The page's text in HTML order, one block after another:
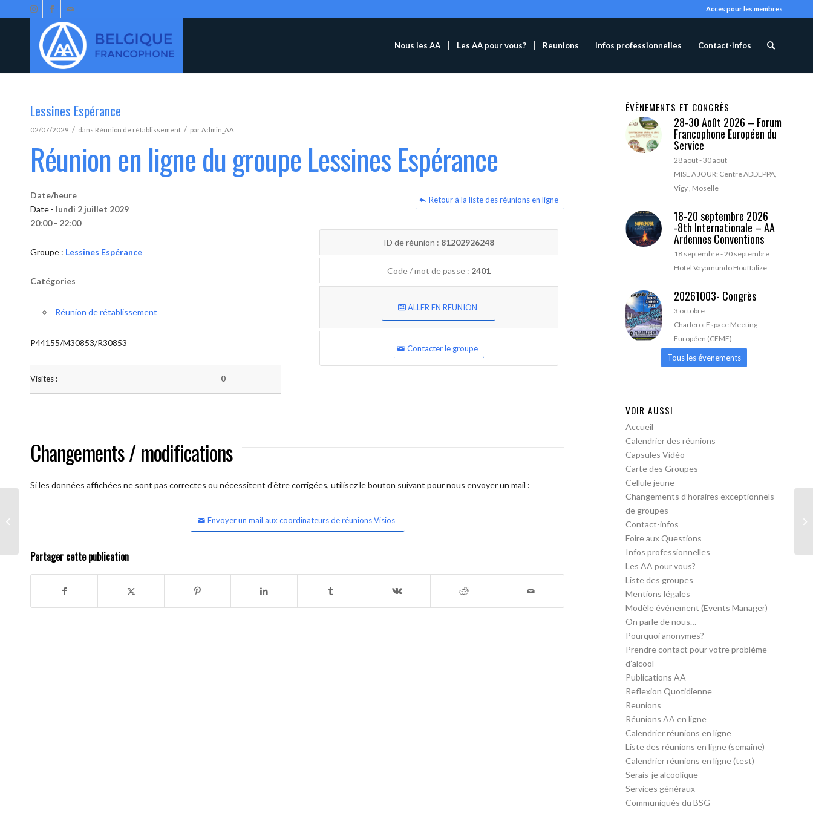
Accès pour les membres
Nous les AA Les AA pour vous? Reunions Infos professionnelles Contact-infos
Lessines Espérance
02/07/2029 / dans Réunion de rétablissement / parAdmin_AA
Réunion en ligne du groupe Lessines Espérance
Retour à la liste des réunions en ligne
Date/heure
Date - lundi 2 juillet 2029
20:00 - 22:00
Groupe : Lessines Espérance
Catégories
Réunion de rétablissement
P44155/M30853/R30853
Visites : 0
ID de réunion : 81202926248
Code / mot de passe : 2401
ALLER EN REUNION
Contacter le groupe
Changements / modifications
Si les données affichées ne sont pas correctes ou nécessitent d'être corrigées, utilisez le bouton suivant pour nous envoyer un mail :
Envoyer un mail aux coordinateurs de réunions Visios
Partager cette publication
ÉVÈNEMENTS ET CONGRÈS
28-30 Août 2026 – Forum
Francophone Européen du
Service
28 août-30 août
MISE A JOUR: Centre ADDEPPA,
Vigy , Moselle
18-20 septembre 2026
-8th Internationale – AA
Ardennes Conventions
18 septembre-20 septembre
Hotel Vayamundo Houffalize
20261003- Congrès
3 octobre
Charleroi Espace Meeting
Européen (CEME)
Tous les évenements
VOIR AUSSI
Accueil
Calendrier des réunions
Capsules Vidéo
Carte des Groupes
Cellule jeune
Changements d’horaires exceptionnels
de groupes
Contact-infos
Foire aux Questions
Infos professionnelles
Les AA pour vous?
Liste des groupes
Mentions légales
Modèle événement (Events Manager)
On parle de nous…
Pourquoi anonymes?
Prendre contact pour votre problème
d’alcool
Publications AA
Reflexion Quotidienne
Reunions
Réunions AA en ligne
Calendrier réunions en ligne
Liste des réunions en ligne (semaine)
Calendrier réunions en ligne (test)
Serais-je alcoolique
Services généraux
Communiqués du BSG